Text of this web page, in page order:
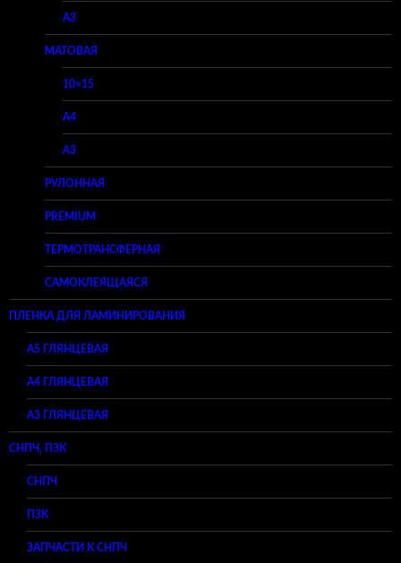
A3
МАТОВАЯ
10×15
A4
A3
РУЛОННАЯ
PREMIUM
ТЕРМОТРАНСФЕРНАЯ
САМОКЛЕЯЩАЯСЯ
ПЛЕНКА ДЛЯ ЛАМИНИРОВАНИЯ
A5 ГЛЯНЦЕВАЯ
А4 ГЛЯНЦЕВАЯ
A3 ГЛЯНЦЕВАЯ
СНПЧ, ПЗК
СНПЧ
ПЗК
ЗАПЧАСТИ К СНПЧ